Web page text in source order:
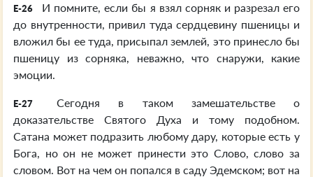
E-26
И помните, если бы я взял сорняк и разрезал его
до внутренности, привил туда сердцевину пшеницы и
вложил бы ее туда, присыпал землей, это принесло бы
пшеницу из сорняка, неважно, что снаружи, какие
эмоции.
E-27
Сегодня в таком замешательстве о
доказательстве Святого Духа и тому подобном.
Сатана может подразить любому дару, которые есть у
Бога, но он не может принести это Слово, слово за
словом. Вот на чем он попался в саду Эдемском; вот на